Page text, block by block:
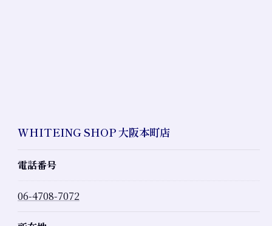
WHITEING SHOP 大阪本町店
電話番号
06-4708-7072